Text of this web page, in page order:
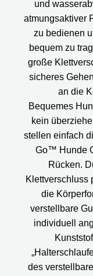
und
atmungsaktiver
zu bedienen
bequem zu
große
sicheres
an die
Bequemes
kein
stellen einfach
Go™ Hunde
Rücken.
Klettverschluss
die
verstellbare
individuell
des